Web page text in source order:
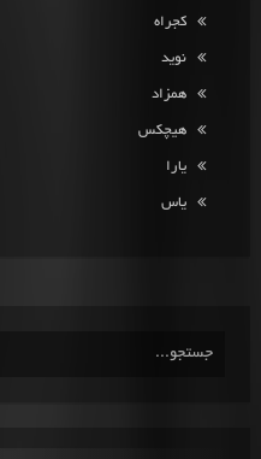
کجراه
نوید
همزاد
هیچکس
یارا
یاس